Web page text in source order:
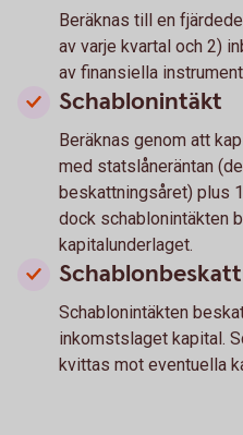
Beräknas till en
av varje kvartal och 2)
av finansiella
Schablonintäkt
Beräknas genom att
med statslåneräntan
beskattningsåret) plus
dock schablonintäkten
kapitalunderlaget.
Schablonintäkten
inkomstslaget kapital.
kvittas mot eventuella